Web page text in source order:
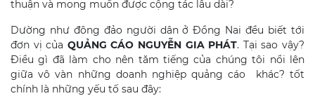
thuận và mong muốn được cộng tác lâu dài?
Dường như đông đảo người dân ở Đồng Nai đều biết tới
đơn vị của QUẢNG CÁO NGUYỄN GIA PHÁT. Tại sao vậy?
Điều gì đã làm cho nên tăm tiếng của chúng tôi nổi lên
giữa vô vàn những doanh nghiệp quảng cáo khác? tốt
chính là những yếu tố sau đây: